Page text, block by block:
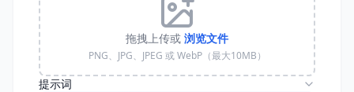
拖拽上传或 浏览文件
PNG、JPG、JPEG 或 WebP（最大10MB）
提示词